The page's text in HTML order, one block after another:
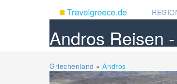
Andros Reisen
Griechenland »Andros